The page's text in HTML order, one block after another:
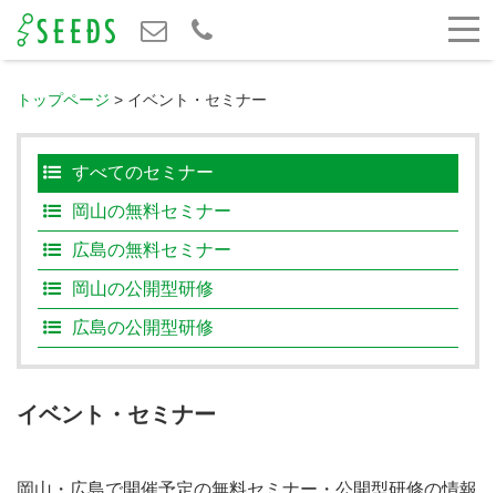
トップページ > イベント・セミナー
すべてのセミナー
岡山の無料セミナー
広島の無料セミナー
岡山の公開型研修
広島の公開型研修
イベント・セミナー
岡山・広島で開催予定の無料セミナー・公開型研修の情報